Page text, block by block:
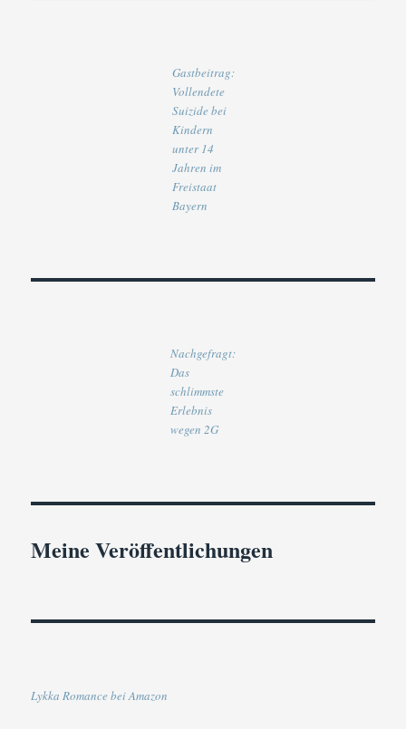
Gastbeitrag:
Vollendete
Suizide bei
Kindern
unter 14
Jahren im
Freistaat
Bayern
Nachgefragt:
Das
schlimmste
Erlebnis
wegen 2G
Meine Veröffentlichungen
Lykka Romance bei Amazon